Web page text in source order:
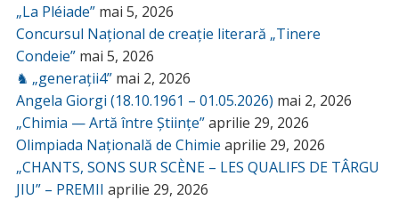
„La Pléiade” mai 5, 2026
Concursul Național de creație literară „Tinere
Condeie” mai 5, 2026
♞ „generații4” mai 2, 2026
Angela Giorgi (18.10.1961 – 01.05.2026) mai 2, 2026
„Chimia — Artă între Științe”aprilie 29, 2026
Olimpiada Națională de Chimie aprilie 29, 2026
„CHANTS, SONS SUR SCÈNE – LES QUALIFS DE TÂRGU
JIU” – PREMII aprilie 29, 2026